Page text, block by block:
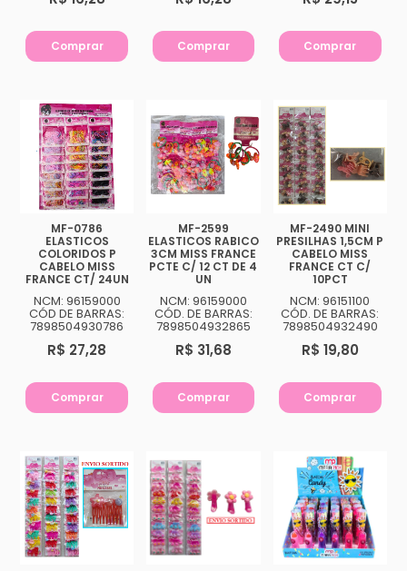
Comprar Comprar Comprar
MF-0786
ELASTICOS
COLORIDOS P
CABELO MISS
FRANCE CT/ 24UN
NCM: 96159000
CÓD DE BARRAS:
7898504930786
R$ 27,28
Comprar
MF-2599
ELASTICOS RABICO
3CM MISS FRANCE
PCTE C/ 12 CT DE 4
UN
NCM: 96159000
CÓD. DE BARRAS:
7898504932865
R$ 31,68
Comprar
MF-2490 MINI
PRESILHAS 1,5CM P
CABELO MISS
FRANCE CT C/
10PCT
NCM: 96151100
CÓD. DE BARRAS:
7898504932490
R$ 19,80
Comprar